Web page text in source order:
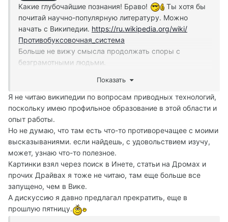
Какие глубочайшие познания! Браво!
Ты хотя бы
почитай научно-популярную литературу. Можно
начать с Википедии. https://ru.wikipedia.org/wiki/
Противобуксовочная_система
Больше не вижу смысла продолжать споры с
безграмотными людьми.
https://autokadabra.ru/shouts/76390
Показать
Я не читаю википедии по вопросам приводных технологий,
поскольку имею профильное образование в этой области и
опыт работы.
Но не думаю, что там есть что-то противоречащее с моими
высказываниями. если найдешь, с удовольствием изучу,
может, узнаю что-то полезное.
Картинки взял через поиск в Инете, статьи на Дромах и
прочих Драйвах я тоже не читаю, там еще больше все
запущено, чем в Вике.
А дискуссию я давно предлагал прекратить, еще в
прошлую пятницу.